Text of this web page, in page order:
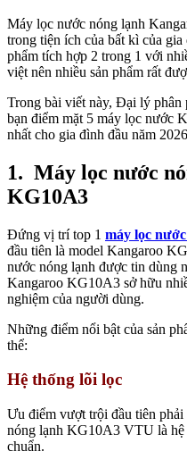
Máy lọc nước nóng lạnh
trong tiện ích của bất kì của
phẩm tích hợp 2 trong 1 với
việt nên nhiều sản phẩm rất
Trong bài viết này, Đại lý phân
bạn điểm mặt 5 máy lọc nước
nhất cho gia đình đầu năm
1. Máy lọc nước
KG10A3
Đứng vị trí top 1 máy lọc
đầu tiên là model Kangaroo
nước nóng lạnh được tin dùng
Kangaroo KG10A3 sở hữu
nghiệm của người dùng.
Những điểm nổi bật của sản
thể:
Hệ thống lõi lọc
Ưu điểm vượt trội đầu tiên
nóng lạnh KG10A3 VTU là
chuẩn.